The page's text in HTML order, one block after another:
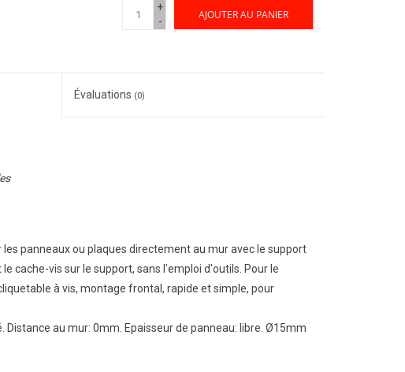
+
-
AJOUTER AU PANIER
Évaluations (0)
les panneaux ou plaques directement au mur avec le support
cache-vis sur le support, sans l'emploi d'outils. Pour le
à vis, montage frontal, rapide et simple, pour
Distance au mur: 0mm. Epaisseur de panneau: libre. Ø15mm